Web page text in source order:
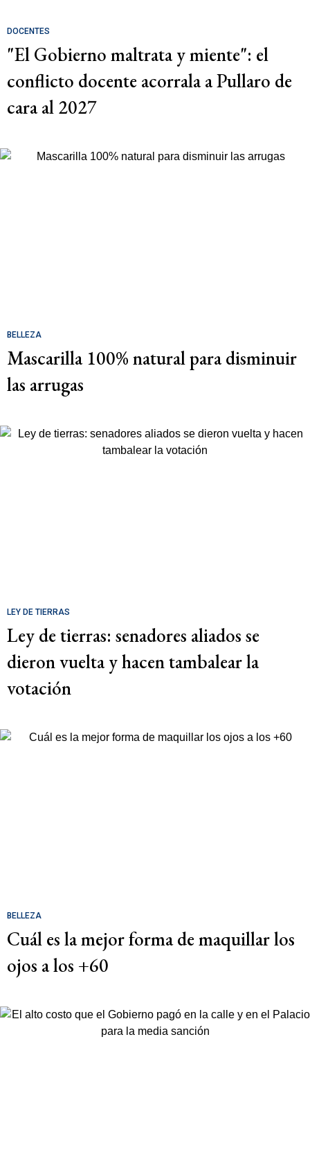
DOCENTES
"El Gobierno maltrata y miente": el
conflicto docente acorrala a Pullaro de
cara al 2027
BELLEZA
Mascarilla 100% natural para disminuir
las arrugas
LEY DE TIERRAS
Ley de tierras: senadores aliados se
dieron vuelta y hacen tambalear la
votación
BELLEZA
Cuál es la mejor forma de maquillar los
ojos a los +60